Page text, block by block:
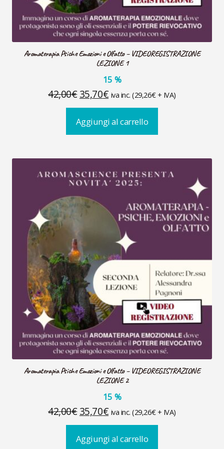
Aromaterapia Psiche Emozioni e Olfatto – VIDEOREGISTRAZIONE
LEZIONE 1
15 %
42,00€ Il
prezzo
originale
42,00€.
35,70€Il
prezzo
attuale
35,70€.
iva inc. (29,26€+ IVA)
Aggiungi al carrello
Aromaterapia Psiche Emozioni e Olfatto – VIDEOREGISTRAZIONE
LEZIONE 2
15 %
42,00€ Il
prezzo
originale
35,70€Il
prezzo
attuale
iva inc. (29,26€+ IVA)
Aggiungi al carrello